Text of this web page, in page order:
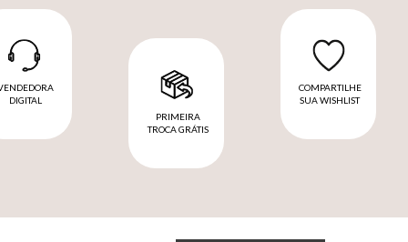
DIGITAL
PRIMEIRA
TROCA GRÁTIS
COMPARTILHE
SUA WISHLIST